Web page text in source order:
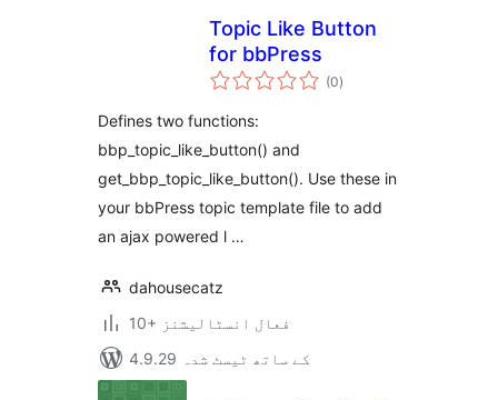
Topic Like Button
for bbPress
(0مجموعی
درجہ
)
Defines two functions:
bbp_topic_like_button() and
get_bbp_topic_like_button(). Use these in
your bbPress topic template file to add
an ajax powered l …
dahousecatz
10+ فعال انسٹالیشنز
4.9.29 کے ساتھ ٹیسٹ شدہ